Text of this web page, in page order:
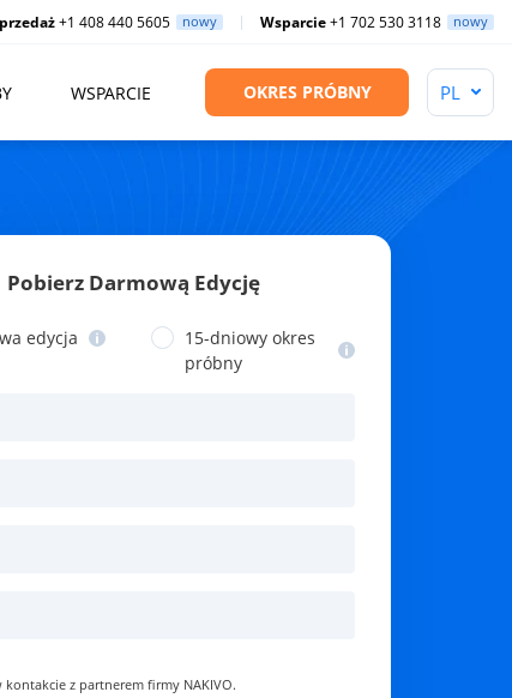
+1 408 440 5605 nowy Wsparcie+1 702 530 3118 nowy
WSPARCIE OKRES PRÓBNY
Pobierz Darmową Edycję
edycja
15-dniowy okres
próbny
kontakcie z partnerem firmy NAKIVO.